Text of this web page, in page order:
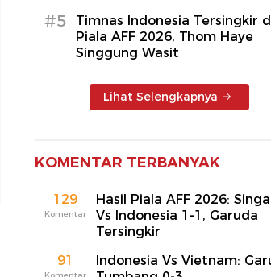
#5
Timnas Indonesia Tersingkir
Piala AFF 2026, Thom Haye
Singgung Wasit
Lihat Selengkapnya
KOMENTAR TERBANYAK
129
Komentar
Hasil Piala AFF 2026:
Vs Indonesia 1-1, Garuda
Tersingkir
91
Komentar
Indonesia Vs Vietnam: